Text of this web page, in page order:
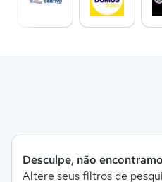
Desculpe, não
Altere seus filtros de